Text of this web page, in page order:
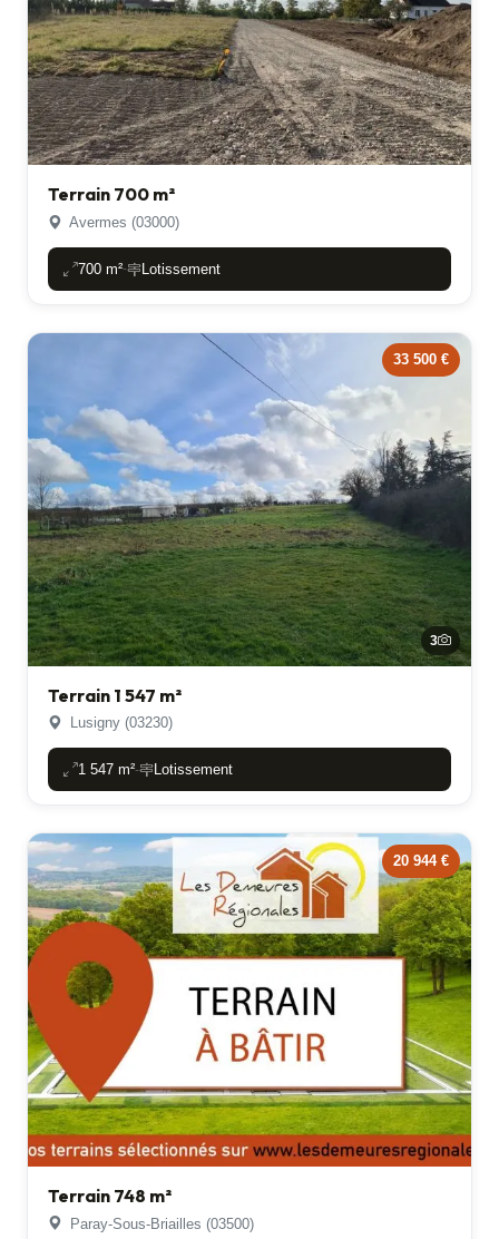
Terrain 700 m²
Avermes (03000)
700 m²- Lotissement
33 500 €
3
Terrain 1 547 m²
Lusigny (03230)
1 547 m²- Lotissement
20 944 €
Terrain 748 m²
Paray-Sous-Briailles (03500)